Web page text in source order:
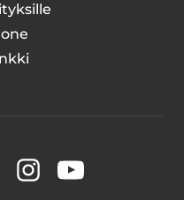
FacebookInstagramYouTube